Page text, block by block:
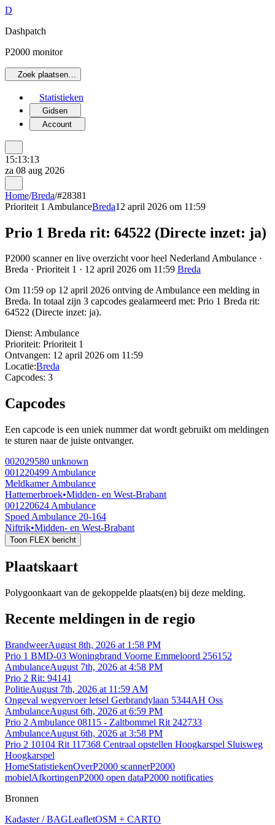
D
Dashpatch
P2000 monitor
Zoek plaatsen…
Statistieken
Gidsen
Account
15:13:13
za 08 aug 2026
Home/Breda/#28381
Prioriteit 1 AmbulanceBreda12 april 2026 om 11:59
Prio 1 Breda rit: 64522 (Directe inzet: ja)
P2000 scanner en live overzicht voor heel Nederland Ambulance ·
Breda · Prioriteit 1 · 12 april 2026 om 11:59 Breda
Om 11:59 op 12 april 2026 ontving de Ambulance een melding in
Breda. In totaal zijn 3 capcodes gealarmeerd met: Prio 1 Breda rit:
64522 (Directe inzet: ja).
Dienst: Ambulance
Prioriteit: Prioriteit 1
Ontvangen: 12 april 2026 om 11:59
Locatie:Breda
Capcodes: 3
Capcodes
Een capcode is een uniek nummer dat wordt gebruikt om meldingen
te sturen naar de juiste ontvanger.
002029580 unknown
001220499 Ambulance
Meldkamer Ambulance
Hattemerbroek•Midden- en West-Brabant
001220624 Ambulance
Spoed Ambulance 20-164
Niftrik•Midden- en West-Brabant
Toon FLEX bericht
Plaatskaart
Polygoonkaart van de gekoppelde plaats(en) bij deze melding.
Recente meldingen in de regio
BrandweerAugust 8th, 2026 at 1:58 PM
Prio 1 BMD-03 Woningbrand Voorne Emmeloord 256152
AmbulanceAugust 7th, 2026 at 4:58 PM
Prio 2 Rit: 94141
PolitieAugust 7th, 2026 at 11:59 AM
Ongeval wegvervoer letsel Gerbrandylaan 5344AH Oss
AmbulanceAugust 6th, 2026 at 6:59 PM
Prio 2 Ambulance 08115 - Zaltbommel Rit 242733
AmbulanceAugust 6th, 2026 at 3:58 PM
Prio 2 10104 Rit 117368 Centraal opstellen Hoogkarspel Sluisweg
Hoogkarspel
HomeStatistiekenOverP2000 scannerP2000
mobielAfkortingenP2000 open dataP2000 notificaties
Bronnen
Kadaster / BAGLeafletOSM + CARTO